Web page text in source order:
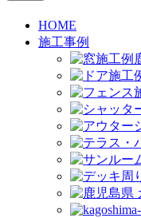
HOME
施工事例